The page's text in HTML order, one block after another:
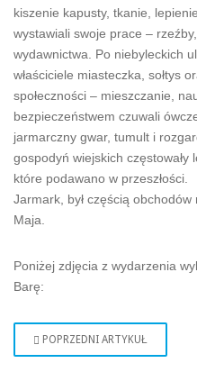
kiszenie kapusty, tkanie,
wystawiali swoje prace –
wydawnictwa. Po niebyleckich
właściciele miasteczka, sołtys
społeczności – mieszczanie,
bezpieczeństwem czuwali
jarmarczny gwar, tumult i
gospodyń wiejskich częstowały
które podawano w przeszłości.
Jarmark, był częścią
Maja.
Poniżej zdjęcia z wydarzenia
Barę:
POPRZEDNI ARTYKUŁ